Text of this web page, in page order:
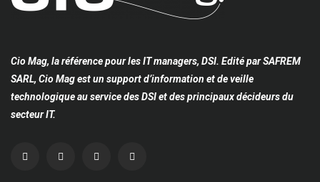
Cio Mag, la référence pour les IT managers, DSI. Edité par SAFREM
SARL, Cio Mag est un support d’information et de veille
technologique au service des DSI et des principaux décideurs du
secteur IT.